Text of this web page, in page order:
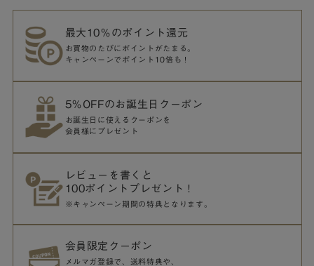
最大10％のポイント還元
お買物のたびにポイントがたまる。
キャンペーンでポイント10倍も！
5％OFFのお誕生日クーポン
お誕生日に使えるクーポンを
会員様にプレゼント
レビューを書くと
100ポイントプレゼント！
※キャンペーン期間の特典となります。
会員限定クーポン
メルマガ登録で、送料特典や、